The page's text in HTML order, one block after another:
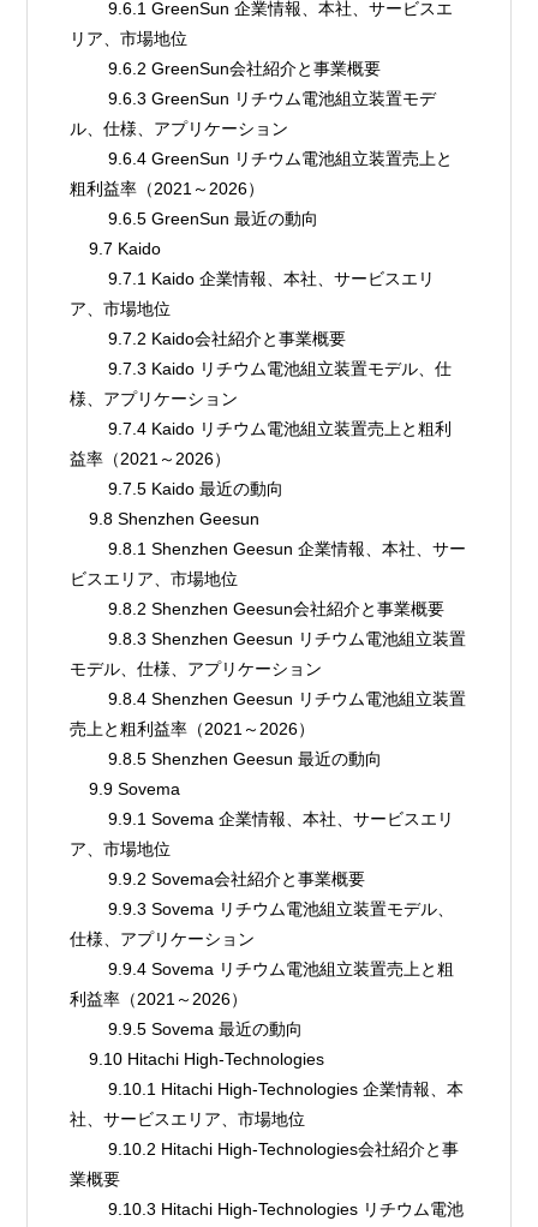
        9.6.1 GreenSun 企業情報、本社、サービスエ
リア、市場地位
        9.6.2 GreenSun会社紹介と事業概要
        9.6.3 GreenSun リチウム電池組立装置モデ
ル、仕様、アプリケーション
        9.6.4 GreenSun リチウム電池組立装置売上と
粗利益率（2021～2026）
        9.6.5 GreenSun 最近の動向
    9.7 Kaido
        9.7.1 Kaido 企業情報、本社、サービスエリ
ア、市場地位
        9.7.2 Kaido会社紹介と事業概要
        9.7.3 Kaido リチウム電池組立装置モデル、仕
様、アプリケーション
        9.7.4 Kaido リチウム電池組立装置売上と粗利
益率（2021～2026）
        9.7.5 Kaido 最近の動向
    9.8 Shenzhen Geesun
        9.8.1 Shenzhen Geesun 企業情報、本社、サー
ビスエリア、市場地位
        9.8.2 Shenzhen Geesun会社紹介と事業概要
        9.8.3 Shenzhen Geesun リチウム電池組立装置
モデル、仕様、アプリケーション
        9.8.4 Shenzhen Geesun リチウム電池組立装置
売上と粗利益率（2021～2026）
        9.8.5 Shenzhen Geesun 最近の動向
    9.9 Sovema
        9.9.1 Sovema 企業情報、本社、サービスエリ
ア、市場地位
        9.9.2 Sovema会社紹介と事業概要
        9.9.3 Sovema リチウム電池組立装置モデル、
仕様、アプリケーション
        9.9.4 Sovema リチウム電池組立装置売上と粗
利益率（2021～2026）
        9.9.5 Sovema 最近の動向
    9.10 Hitachi High-Technologies
        9.10.1 Hitachi High-Technologies 企業情報、本
社、サービスエリア、市場地位
        9.10.2 Hitachi High-Technologies会社紹介と事
業概要
        9.10.3 Hitachi High-Technologies リチウム電池